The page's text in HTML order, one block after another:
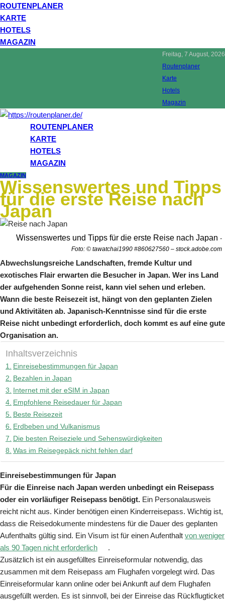
ROUTENPLANER
KARTE
HOTELS
MAGAZIN
Freitag, 7 August, 2026
Routenplaner
Karte
Hotels
Magazin
ROUTENPLANER
KARTE
HOTELS
MAGAZIN
MAGAZIN
Wissenswertes und Tipps
für die erste Reise nach
Japan
Wissenswertes und Tipps für die erste Reise nach Japan -
Foto: © tawatchai1990 #860627560 – stock.adobe.com
Abwechslungsreiche Landschaften, fremde Kultur und
exotisches Flair erwarten die Besucher in Japan. Wer ins Land
der aufgehenden Sonne reist, kann viel sehen und erleben.
Wann die beste Reisezeit ist, hängt von den geplanten Zielen
und Aktivitäten ab. Japanisch-Kenntnisse sind für die erste
Reise nicht unbedingt erforderlich, doch kommt es auf eine gute
Organisation an.
Inhaltsverzeichnis
Einreisebestimmungen für Japan
Bezahlen in Japan
Internet mit der eSIM in Japan
Empfohlene Reisedauer für Japan
Beste Reisezeit
Erdbeben und Vulkanismus
Die besten Reiseziele und Sehenswürdigkeiten
Was im Reisegepäck nicht fehlen darf
Einreisebestimmungen für Japan
Für die Einreise nach Japan werden unbedingt ein Reisepass
oder ein vorläufiger Reisepass benötigt. Ein Personalausweis
reicht nicht aus. Kinder benötigen einen Kinderreisepass. Wichtig ist,
dass die Reisedokumente mindestens für die Dauer des geplanten
Aufenthalts gültig sind. Ein Visum ist für einen Aufenthalt von weniger
als 90 Tagen nicht erforderlich
.
Zusätzlich ist ein ausgefülltes Einreiseformular notwendig, das
zusammen mit dem Reisepass am Flughafen vorgelegt wird. Das
Einreiseformular kann online oder bei Ankunft auf dem Flughafen
ausgefüllt werden. Es ist sinnvoll, bei der Einreise das Rückflugticket